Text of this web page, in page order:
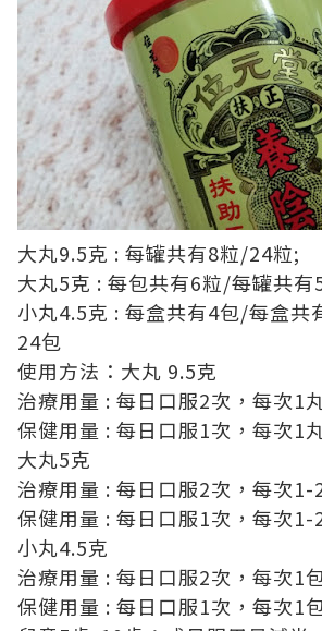
大丸9.5克 : 每罐共有8粒/24粒;
大丸5克 : 每包共有6粒/每罐共有
小丸4.5克 : 每盒共有4包/每盒共
24包
使用方法：大丸 9.5克
治療用量 : 每日口服2次，每次1
保健用量 : 每日口服1次，每次1
大丸5克
治療用量 : 每日口服2次，每次1-
保健用量 : 每日口服1次，每次1-
小丸4.5克
治療用量 : 每日口服2次，每次1
保健用量 : 每日口服1次，每次1